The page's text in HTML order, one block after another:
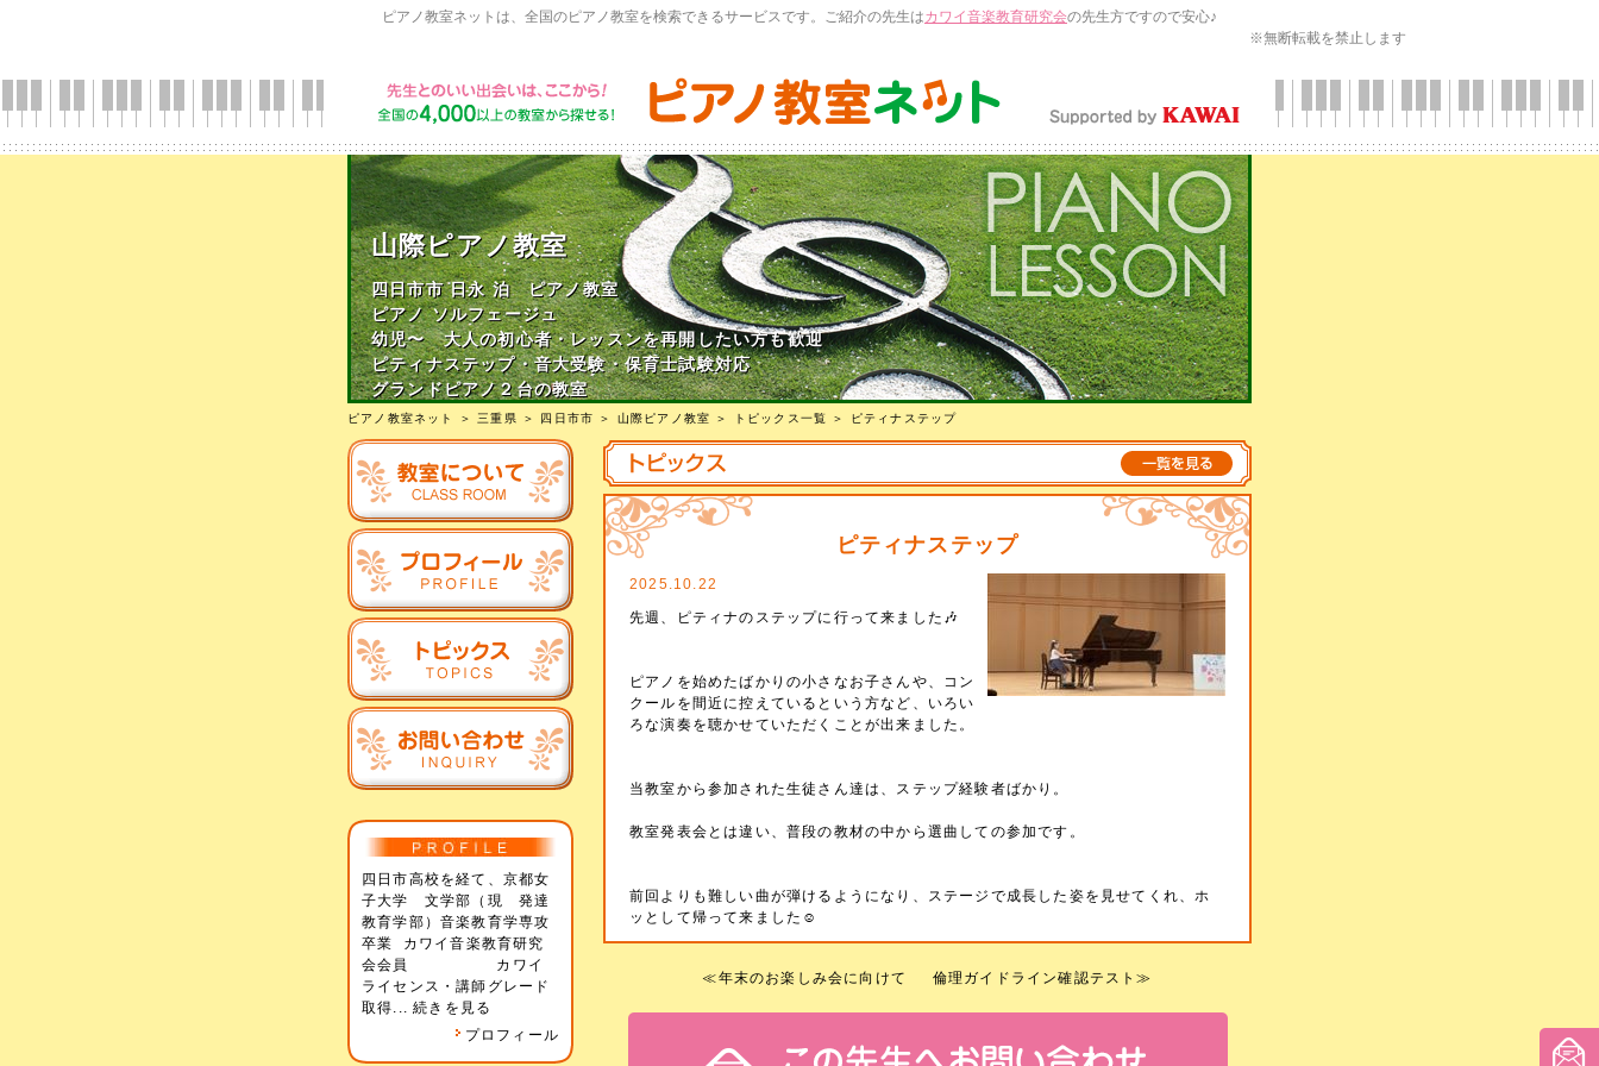
ピアノ教室ネットは、全国のピアノ教室を検索できるサービスです。ご紹介の先生はカワイ音楽教育研究会の先生方ですので安心♪
※無断転載を禁止します
山際ピアノ教室
四日市市 日永 泊 ピアノ教室
ピアノ ソルフェージュ
幼児〜 大人の初心者・レッスンを再開したい方も歓迎
ピティナステップ・音大受験・保育士試験対応
グランドピアノ２台の教室
ピアノ教室ネット ＞ 三重県 ＞ 四日市市 ＞ 山際ピアノ教室 ＞ トピックス一覧 ＞ ピティナステップ
四日市高校を経て、京都女
子大学 文学部（現 発達
教育学部）音楽教育学専攻
卒業 カワイ音楽教育研究
会会員 カワイ
ライセンス・講師グレード
取得...続きを見る
プロフィール
ピティナステップ
2025.10.22
先週、ピティナのステップに行って来ました🎶
ピアノを始めたばかりの小さなお子さんや、コン
クールを間近に控えているという方など、いろい
ろな演奏を聴かせていただくことが出来ました。
当教室から参加された生徒さん達は、ステップ経験者ばかり。
教室発表会とは違い、普段の教材の中から選曲しての参加です。
前回よりも難しい曲が弾けるようになり、ステージで成長した姿を見せてくれ、ホ
ッとして帰って来ました☺️
≪年末のお楽しみ会に向けて 倫理ガイドライン確認テスト≫